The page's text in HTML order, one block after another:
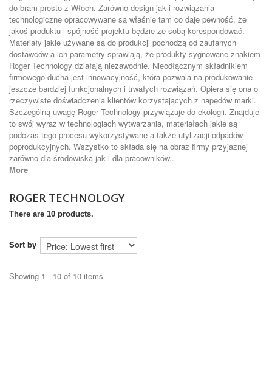
do bram prosto z Włoch. Zarówno design jak i rozwiązania
technologiczne opracowywane są właśnie tam co daje pewność, że
jakoś produktu i spójność projektu będzie ze sobą korespondować.
Materiały jakie używane są do produkcji pochodzą od zaufanych
dostawców a ich parametry sprawiają, że produkty sygnowane znakiem
Roger Technology działają niezawodnie. Nieodłącznym składnikiem
firmowego ducha jest innowacyjność, która pozwala na produkowanie
jeszcze bardziej funkcjonalnych i trwałych rozwiązań. Opiera się ona o
rzeczywiste doświadczenia klientów korzystających z napędów marki.
Szczególną uwagę Roger Technology przywiązuje do ekologii. Znajduje
to swój wyraz w technologiach wytwarzania, materiałach jakie są
podczas tego procesu wykorzystywane a także utylizacji odpadów
poprodukcyjnych. Wszystko to składa się na obraz firmy przyjaznej
zarówno dla środowiska jak i dla pracowników..
More
ROGER TECHNOLOGY
There are 10 products.
Sort by
Showing 1 - 10 of 10 items